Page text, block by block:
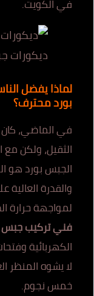
في الكويت.
ديكورات
لماذا يفضل
بورد محترف؟
في الماضي، كان
الثقيل، ولكن
الجبس بورد هو
والقدرة
لمواجهة حرارة
فني تركيب جبس
الكهربائية
لا يشوه المنظر
خمس نجوم.